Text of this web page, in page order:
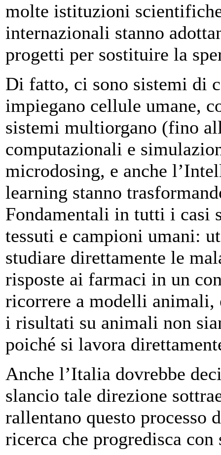
molte istituzioni
internazionali stanno
progetti per sostituire la
Di fatto, ci sono sistemi di
impiegano cellule umane,
sistemi multiorgano (fino
computazionali e
microdosing, e anche
learning stanno
Fondamentali in tutti i casi
tessuti e campioni umani:
studiare direttamente le
risposte ai farmaci in un
ricorrere a modelli animali,
i risultati su animali non
poiché si lavora
Anche l’Italia dovrebbe
slancio tale direzione
rallentano questo processo
ricerca che progredisca con